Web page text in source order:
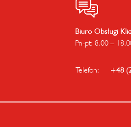
Biuro Obsługi
Pn-pt: 8.00 –
Telefon: +48